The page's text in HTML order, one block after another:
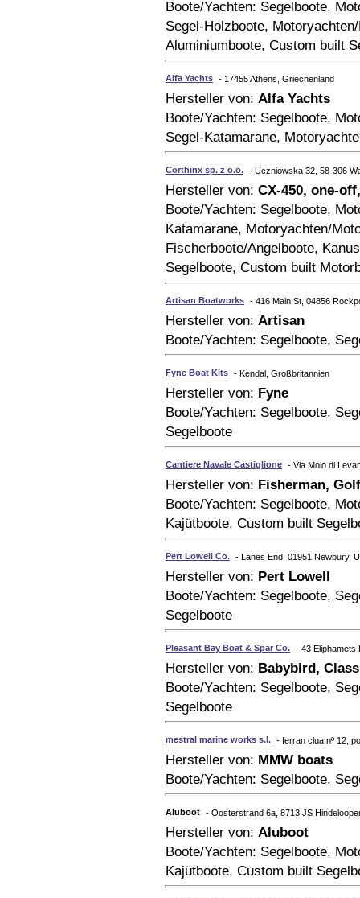
Boote/Yachten: Segelboote,
Segel-Holzboote,
Aluminiumboote, Custom built
Alfa Yachts - 17455 Athens, Griechenland
Hersteller von: Alfa Yachts
Boote/Yachten: Segelboote,
Segel-Katamarane,
Corthinx sp. z o.o. - Uczniowska 32, 58-306
Hersteller von: CX-450, one-
Boote/Yachten: Segelboote,
Katamarane, Motoryachten/
Fischerboote/Angelboote,
Segelboote, Custom built
Artisan Boatworks - 416 Main St, 04856
Hersteller von: Artisan
Boote/Yachten: Segelboote,
Fyne Boat Kits - Kendal, Großbritannien
Hersteller von: Fyne
Boote/Yachten: Segelboote,
Segelboote
Cantiere Navale Castiglione - Via Molo di
Hersteller von: Fisherman,
Boote/Yachten: Segelboote,
Kajütboote, Custom built
Pert Lowell Co. - Lanes End, 01951 Newbury,
Hersteller von: Pert Lowell
Boote/Yachten: Segelboote,
Segelboote
Pleasant Bay Boat & Spar Co. - 43 Eliphamets
Hersteller von: Babybird,
Boote/Yachten: Segelboote,
Segelboote
mestral marine works s.l. - ferran clua nº 12,
Hersteller von: MMW boats
Boote/Yachten: Segelboote,
Aluboot - Oosterstrand 6a, 8713 JS
Hersteller von: Aluboot
Boote/Yachten: Segelboote,
Kajütboote, Custom built